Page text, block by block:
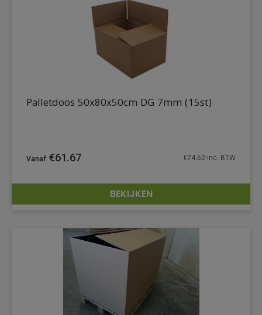
DETAILS
Palletdoos 50x80x50cm DG 7mm (15st)
€61.67 €74.62 inc. BTW
BEKIJKEN